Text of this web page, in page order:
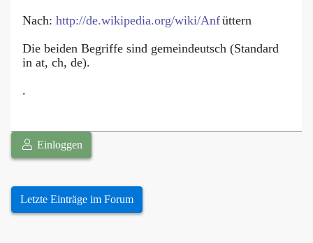
Nach: http://de.wikipedia.org/wiki/Anfüttern
Die beiden Begriffe sind gemeindeutsch (Standard
in at, ch, de).
.
Einloggen
Letzte Einträge im Forum